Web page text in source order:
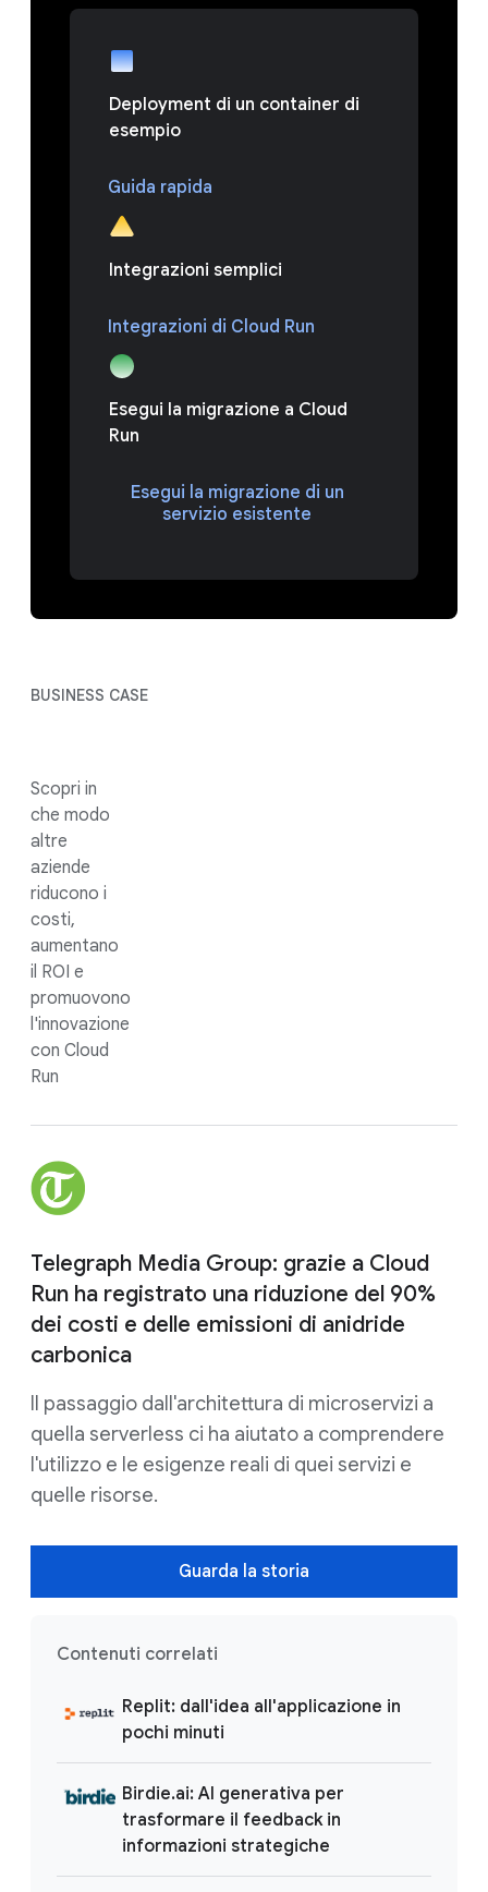
Deployment di un container di
esempio
Guida rapida
Integrazioni semplici
Integrazioni di Cloud Run
Esegui la migrazione a Cloud
Run
Esegui la migrazione di un
servizio esistente
BUSINESS CASE
Scopri in
che modo
altre
aziende
riducono i
costi,
aumentano
il ROI e
promuovono
l'innovazione
con Cloud
Run
Telegraph Media Group: grazie a Cloud
Run ha registrato una riduzione del 90%
dei costi e delle emissioni di anidride
carbonica
Il passaggio dall'architettura di microservizi a
quella serverless ci ha aiutato a comprendere
l'utilizzo e le esigenze reali di quei servizi e
quelle risorse.
Guarda la storia
Contenuti correlati
Replit: dall'idea all'applicazione in
pochi minuti
Birdie.ai: AI generativa per
trasformare il feedback in
informazioni strategiche